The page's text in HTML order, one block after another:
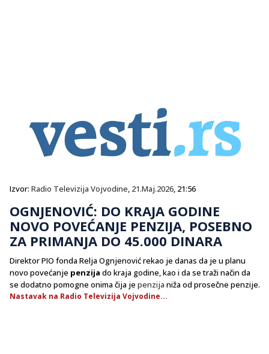
Izvor: Radio Televizija Vojvodine, 21.Maj.2026, 21:56
OGNJENOVIĆ: DO KRAJA GODINE
NOVO POVEĆANJE PENZIJA, POSEBNO
ZA PRIMANJA DO 45.000 DINARA
Direktor PIO fonda Relja Ognjenović rekao je danas da je u planu
novo povećanje penzija do kraja godine, kao i da se traži način da
se dodatno pomogne onima čija je penzija niža od prosečne penzije.
Nastavak na Radio Televizija Vojvodine...